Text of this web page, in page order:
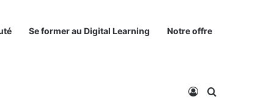
Se former au Digital Learning Notre offre
Connexion
Rechercher